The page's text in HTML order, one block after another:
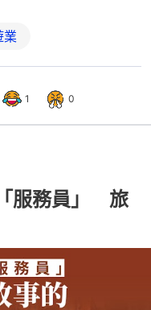
業
1 0
服務員」 旅